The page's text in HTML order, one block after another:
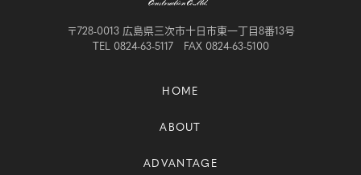
〒728-0013 広島県三次市十日市東一丁目8番13号
TEL 0824-63-5117 FAX 0824-63-5100
HOME
ABOUT
ADVANTAGE